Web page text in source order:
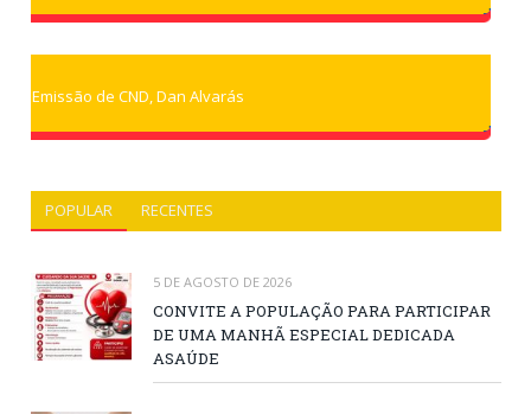
Emissão de CND, Dan Alvarás
POPULAR RECENTES
5 DE AGOSTO DE 2026
CONVITE A POPULAÇÃO PARA PARTICIPAR
DE UMA MANHÃ ESPECIAL DEDICADA
ASAÚDE